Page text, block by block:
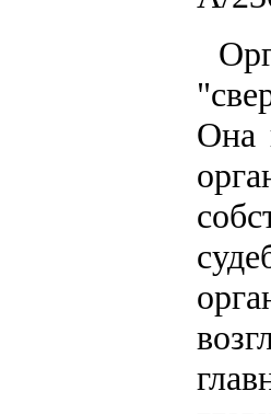
Она